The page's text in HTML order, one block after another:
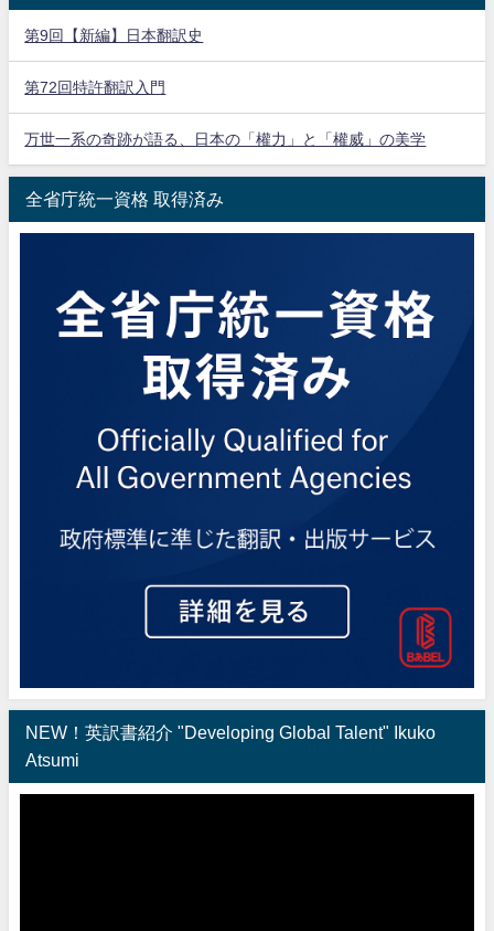
第9回【新編】日本翻訳史
第72回特許翻訳入門
万世一系の奇跡が語る、日本の「權力」と「權威」の美学
全省庁統一資格 取得済み
NEW！英訳書紹介 "Developing Global Talent" Ikuko
Atsumi